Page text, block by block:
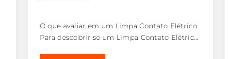
O que avaliar em um Limpa Contato Elétrico
Para descobrir se um Limpa Contato Elétrico